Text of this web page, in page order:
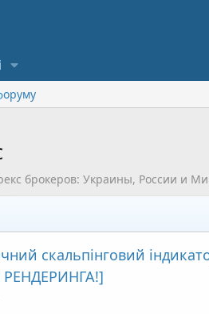
брокеров: Украины, России и
скальпінговий
РЕНДЕРИНГА!]